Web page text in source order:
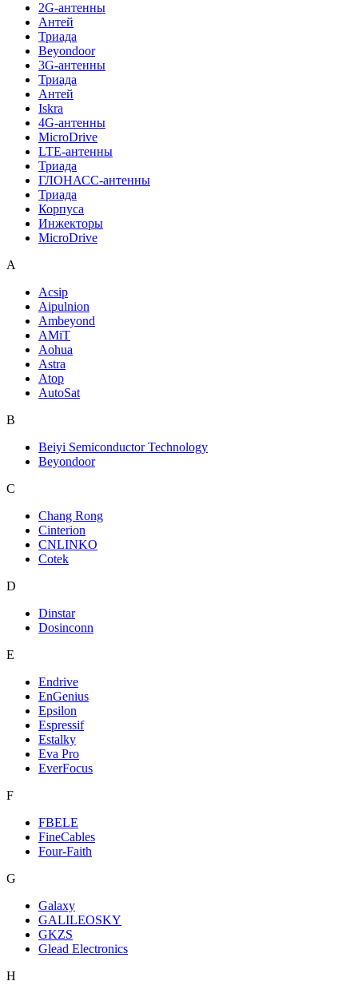
2G-антенны
Антей
Триада
Beyondoor
3G-антенны
Триада
Антей
Iskra
4G-антенны
MicroDrive
LTE-антенны
Триада
ГЛОНАСС-антенны
Триада
Корпуса
Инжекторы
MicroDrive
A
Acsip
Aipulnion
Ambeyond
AMiT
Aohua
Astra
Atop
AutoSat
B
Beiyi Semiconductor Technology
Beyondoor
C
Chang Rong
Cinterion
CNLINKO
Cotek
D
Dinstar
Dosinconn
E
Endrive
EnGenius
Epsilon
Espressif
Estalky
Eva Pro
EverFocus
F
FBELE
FineCables
Four-Faith
G
Galaxy
GALILEOSKY
GKZS
Glead Electronics
H